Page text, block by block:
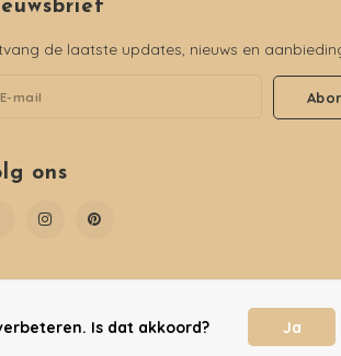
de laatste updates, nieuws en
ons
Is dat akkoord? Ja